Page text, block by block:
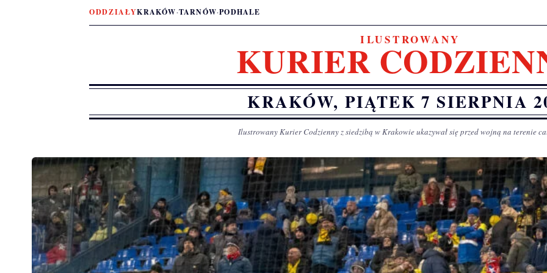
ODDZIAŁYKRAKÓW·TARNÓW·PODHALE
ILUSTROWANY
KURIER
KRAKÓW, PIĄTEK 7 SIERPNIA
Ilustrowany Kurier Codzienny z siedzibą w Krakowie ukazywał się przed wojną na terenie